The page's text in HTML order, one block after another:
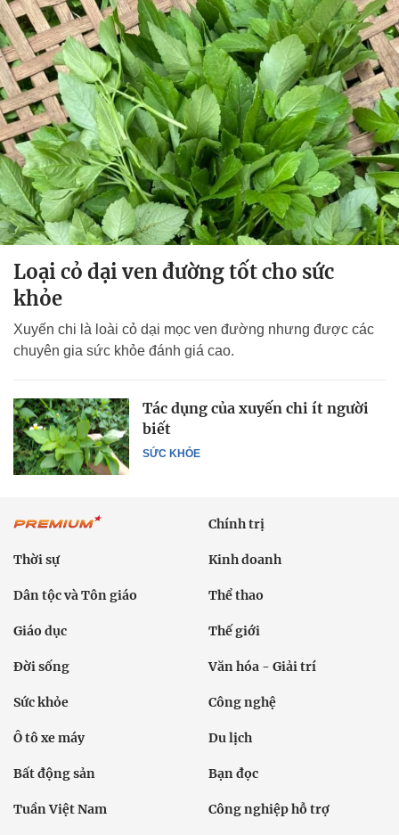
Loại cỏ dại ven đường tốt cho sức
khỏe
Xuyến chi là loài cỏ dại mọc ven đường nhưng được các
chuyên gia sức khỏe đánh giá cao.
SỨC KHỎE
Tác dụng của xuyến chi ít người
biết
Chính trị
Thời sự Kinh doanh
Dân tộc và Tôn giáo Thể thao
Giáo dục Thế giới
Đời sống Văn hóa - Giải trí
Sức khỏe Công nghệ
Ô tô xe máy Du lịch
Bất động sản Bạn đọc
Tuần Việt Nam Công nghiệp hỗ trợ